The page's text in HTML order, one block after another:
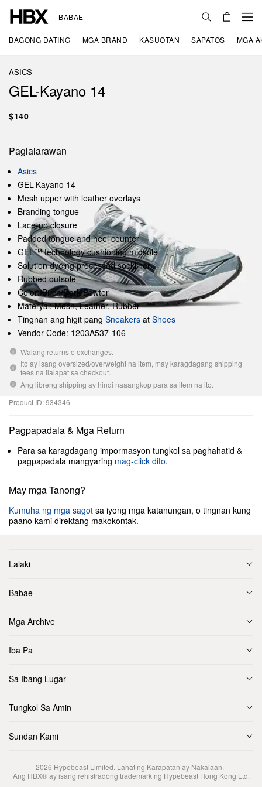
BABAE
BAGONG DATING MGA BRAND KASUOTAN SAPATOS MGA
ASICS
GEL-Kayano 14
$140
Paglalarawan
Asics
GEL-Kayano 14
Mesh upper with leather overlays
Branding tongue
Lace-up closure
Padded tongue and heel counter
GEL™ technology cushioning midsole
Solution dyeing processed sockliner
Rubbed outsole
Color: Birch/Dark Pewter
Materyal: Mesh, Leather, Rubber
Tingnan ang higit pang Sneakers at Shoes
Vendor Code: 1203A537-106
Walang returns o exchanges.
Ito ay isang oversized/overweight na item, may karagdagang shipping
fees na ilalapat sa checkout.
Ang libreng shipping ay hindi naaangkop para sa item na ito.
Product ID: 934346
Pagpapadala & Mga Return
Para sa karagdagang impormasyon tungkol sa paghahatid &
pagpapadala mangyaring mag-click dito.
May mga Tanong?
Kumuha ng mga sagot sa iyong mga katanungan, o tingnan kung
paano kami direktang makokontak.
Lalaki
Babae
Mga Archive
Iba Pa
Sa Ibang Lugar
Tungkol Sa Amin
Sundan Kami
2026 Hypebeast Limited. Lahat ng Karapatan ay Nakalaan.
Ang HBX® ay isang rehistradong trademark ng Hypebeast Hong Kong Ltd.